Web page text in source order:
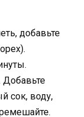
добавьте
Добавьте
сок, воду,